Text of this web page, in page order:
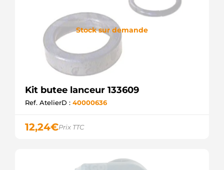
Stock sur demande
Kit butee lanceur 133609
Ref. AtelierD : 40000636
12,24€Prix TTC